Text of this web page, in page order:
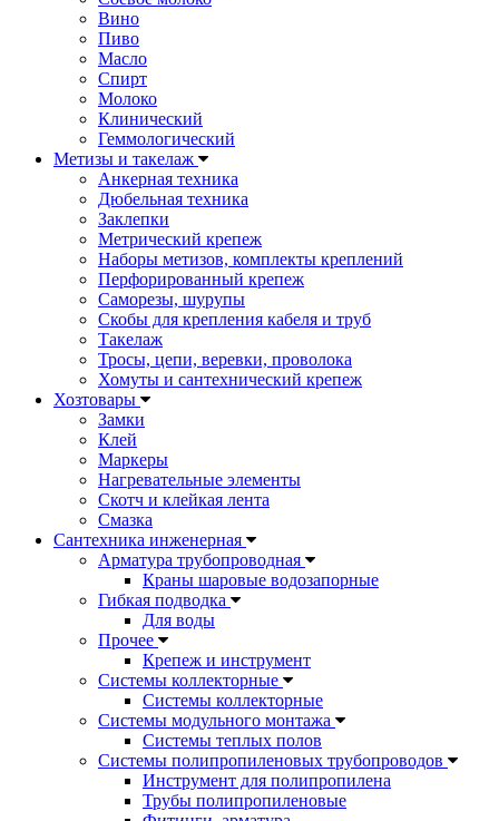
Вино
Пиво
Масло
Спирт
Молоко
Клинический
Геммологический
Метизы и такелаж
Анкерная техника
Дюбельная техника
Заклепки
Метрический крепеж
Наборы метизов, комплекты креплений
Перфорированный крепеж
Саморезы, шурупы
Скобы для крепления кабеля и труб
Такелаж
Тросы, цепи, веревки, проволока
Хомуты и сантехнический крепеж
Хозтовары
Замки
Клей
Маркеры
Нагревательные элементы
Скотч и клейкая лента
Смазка
Сантехника инженерная
Арматура трубопроводная
Краны шаровые водозапорные
Гибкая подводка
Для воды
Прочее
Крепеж и инструмент
Системы коллекторные
Системы коллекторные
Системы модульного монтажа
Системы теплых полов
Системы полипропиленовых трубопроводов
Инструмент для полипропилена
Трубы полипропиленовые